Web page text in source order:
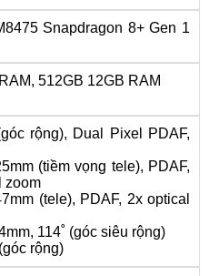
Snapdragon 8+ Gen 1
512GB 12GB RAM
rộng), Dual Pixel PDAF,
(tiềm vọng tele), PDAF,
zoom
(tele), PDAF, 2x optical
114˚ (góc siêu rộng)
rộng)